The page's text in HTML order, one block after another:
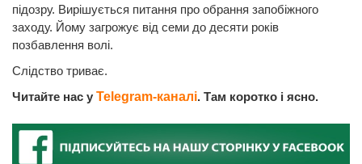
підозру. Вирішується питання про обрання запобіжного
заходу. Йому загрожує від семи до десяти років
позбавлення волі.
Слідство триває.
Читайте нас у Telegram-каналі. Там коротко і ясно.